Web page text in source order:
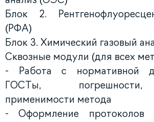
Блок 2.
(РФА)
Блок 3. Химический газовый
Сквозные модули (для всех
- Работа с нормативной
ГОСТы,
применимости метода
- Оформление протоколов